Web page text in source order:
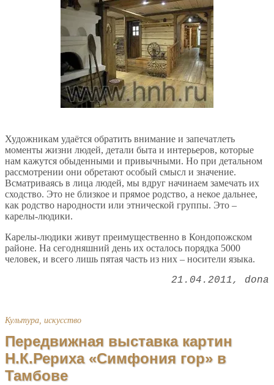
Художникам удаётся обратить внимание и запечатлеть
моменты жизни людей, детали быта и интерьеров, которые
нам кажутся обыденными и привычными. Но при детальном
рассмотрении они обретают особый смысл и значение.
Всматриваясь в лица людей, мы вдруг начинаем замечать их
сходство. Это не близкое и прямое родство, а некое дальнее,
как родство народности или этнической группы. Это –
карелы-людики.
Карелы-людики живут преимущественно в Кондопожском
районе. На сегодняшний день их осталось порядка 5000
человек, и всего лишь пятая часть из них – носители языка.
21.04.2011 dona
Культура, искусство
Передвижная выставка картин
Н.К.Рериха «Симфония гор» в
Тамбове